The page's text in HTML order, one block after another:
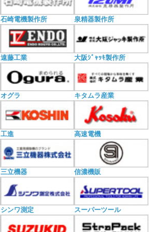
石崎電機製作所 泉精器製作所
遠藤工業 大阪ｼﾞｬｯｷ製作所
オグラ キタムラ産業
工進 高速電機
三立機器 信濃機販
シンワ測定 スーパーツール